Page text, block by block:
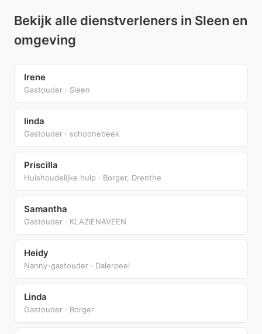
Bekijk alle dienstverleners in Sleen en
omgeving
Irene
Gastouder · Sleen
linda
Gastouder · schoonebeek
Priscilla
Huishoudelijke hulp · Borger, Drenthe
Samantha
Gastouder · KLAZIENAVEEN
Heidy
Nanny-gastouder · Dalerpeel
Linda
Gastouder · Borger